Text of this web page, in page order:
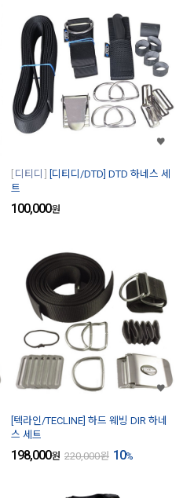
디티디
[디티디/DTD] DTD 하네스 세
트
100,000원
[텍라인/TECLINE] 하드 웨빙 DIR 하네
스 세트
198,000원 220,000원 10%